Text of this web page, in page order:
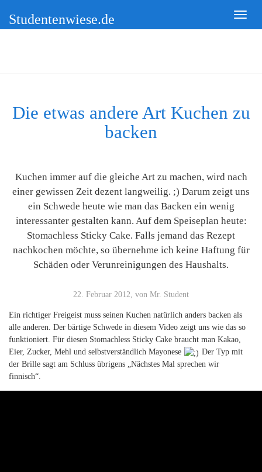
Studentenwiese.de
Die etwas andere Art Kuchen zu
backen
Kuchen immer auf die gleiche Art zu machen, wird nach
einer gewissen Zeit dezent langweilig. ;) Darum zeigt uns
ein Schwede heute wie man das Backen ein wenig
interessanter gestalten kann. Auf dem Speiseplan heute:
Stomachless Sticky Cake. Falls jemand das Rezept
nachkochen möchte, so übernehme ich keine Haftung für
Schäden oder Verunreinigungen des Haushalts.
22. Februar 2012, von Mr. Student
Ein richtiger Freigeist muss seinen Kuchen natürlich anders backen als
alle anderen. Der bärtige Schwede in diesem Video zeigt uns wie das so
funktioniert. Für diesen Stomachless Sticky Cake braucht man Kakao,
Eier, Zucker, Mehl und selbstverständlich Mayonese
Der Typ mit
der Brille sagt am Schluss übrigens „Nächstes Mal sprechen wir
finnisch“.